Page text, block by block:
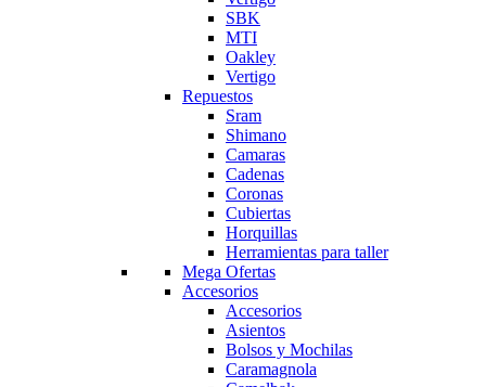
SBK
MTI
Oakley
Vertigo
Repuestos
Sram
Shimano
Camaras
Cadenas
Coronas
Cubiertas
Horquillas
Herramientas para taller
Mega Ofertas
Accesorios
Accesorios
Asientos
Bolsos y Mochilas
Caramagnola